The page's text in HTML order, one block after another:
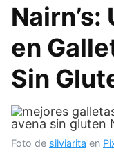
en
Sin
Foto de silviarita en